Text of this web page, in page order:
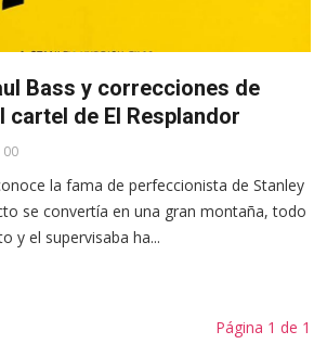
Bass y correcciones de
cartel de El Resplandor
00
la fama de perfeccionista de Stanley
se convertía en una gran montaña, todo
y el supervisaba ha...
Página 1 de 1